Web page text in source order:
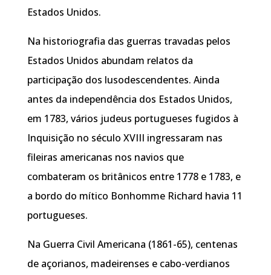
Estados Unidos.
Na historiografia das guerras travadas pelos
Estados Unidos abundam relatos da
participação dos lusodescendentes. Ainda
antes da independência dos Estados Unidos,
em 1783, vários judeus portugueses fugidos à
Inquisição no século XVIII ingressaram nas
fileiras americanas nos navios que
combateram os britânicos entre 1778 e 1783, e
a bordo do mítico Bonhomme Richard havia 11
portugueses.
Na Guerra Civil Americana (1861-65), centenas
de açorianos, madeirenses e cabo-verdianos